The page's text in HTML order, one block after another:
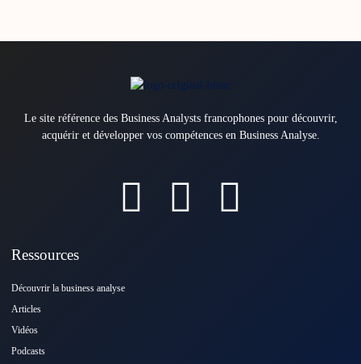
Le site référence des Business Analysts francophones pour découvrir,
acquérir et développer vos compétences en Business Analyse.
Ressources
Découvrir la business analyse
Articles
Vidéos
Podcasts